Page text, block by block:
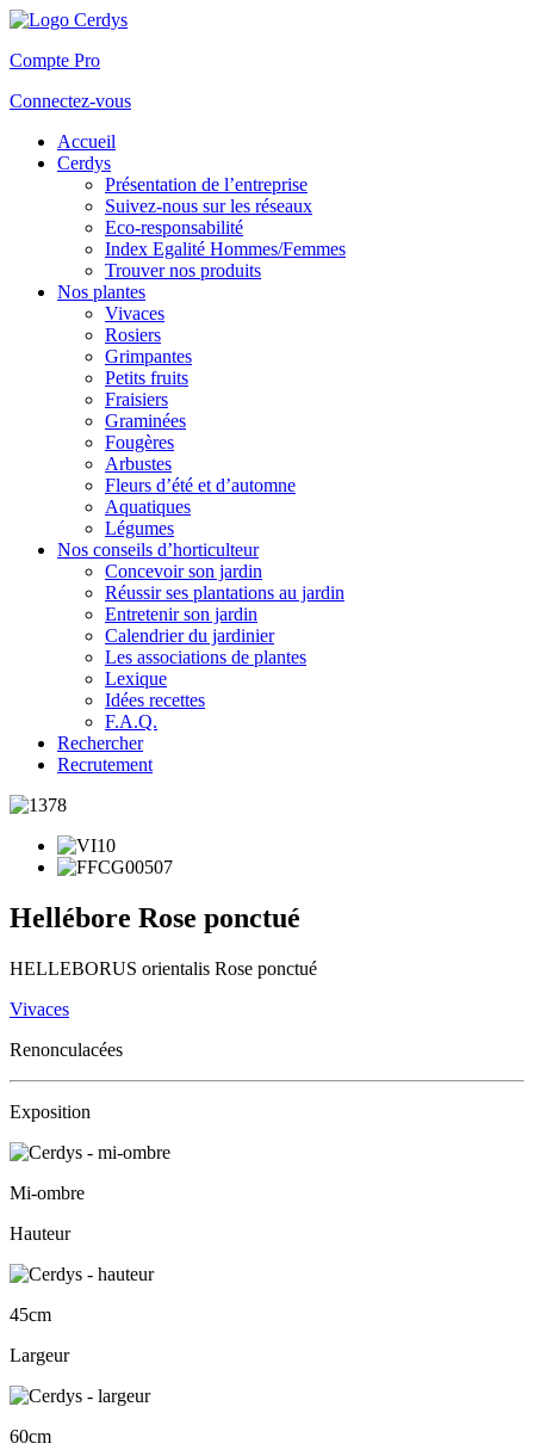
Compte Pro
Connectez-vous
Accueil
Cerdys
Présentation de l’entreprise
Suivez-nous sur les réseaux
Eco-responsabilité
Index Egalité Hommes/Femmes
Trouver nos produits
Nos plantes
Vivaces
Rosiers
Grimpantes
Petits fruits
Fraisiers
Graminées
Fougères
Arbustes
Fleurs d’été et d’automne
Aquatiques
Légumes
Nos conseils d’horticulteur
Concevoir son jardin
Réussir ses plantations au jardin
Entretenir son jardin
Calendrier du jardinier
Les associations de plantes
Lexique
Idées recettes
F.A.Q.
Rechercher
Recrutement
Hellébore Rose ponctué
HELLEBORUS orientalis Rose ponctué
Vivaces
Renonculacées
Exposition
Mi-ombre
Hauteur
45cm
Largeur
60cm